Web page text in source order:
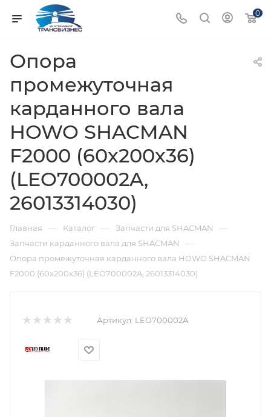
0
Опора
промежуточная
карданного вала
HOWO SHACMAN
F2000 (60x200x36)
(LEO700002A,
26013314030)
Главная — Каталог — Запчасти для SHACMAN —
Запчасти карданного вала для SHACMAN —
Опора промежуточная карданного вала HOWO SHACMAN
F2000 (60x200x36) (LEO700002A, 26013314030)
Артикул: LEO700002A